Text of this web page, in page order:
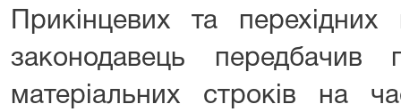
Прикінцевих та
законодавець передбачив
матеріальних строків на